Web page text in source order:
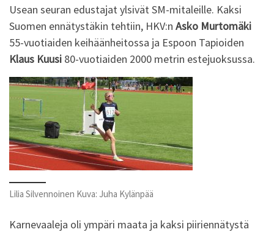
Usean seuran edustajat ylsivät SM-mitaleille. Kaksi
Suomen ennätystäkin tehtiin, HKV:n Asko Murtomäki
55-vuotiaiden keihäänheitossa ja Espoon Tapioiden
Klaus Kuusi 80-vuotiaiden 2000 metrin estejuoksussa.
Lilia Silvennoinen Kuva: Juha Kylänpää
Karnevaaleja oli ympäri maata ja kaksi piiriennätystä